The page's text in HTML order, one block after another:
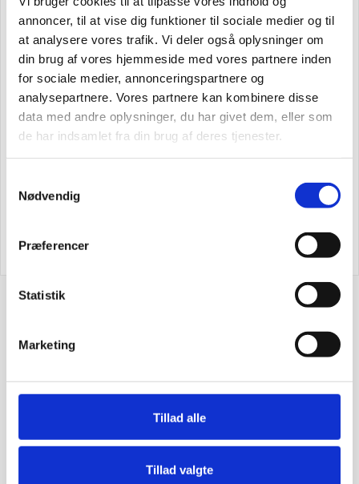
annoncer, til at vise dig funktioner til sociale medier og til
at analysere vores trafik. Vi deler også oplysninger om
din brug af vores hjemmeside med vores partnere inden
for sociale medier, annonceringspartnere og
analysepartnere. Vores partnere kan kombinere disse
data med andre oplysninger, du har givet dem, eller som
de har indsamlet fra din brug af deres tjenester.
Nødvendig
Præferencer
Statistik
Marketing
Tillad alle
Tillad valgte
Husk at tilmelde dig vores nyhedsbrev og vær først til de
bedste tilbud.
Og bare rolig, vi spammer dig ikke, men sender kun
relevante tilbud og informationer til dig.
Industriopvaskemaskiner til det
professionelle køkken – du har nok
at tænke på, lad os klare opvasken!
og en massiv erfaring indenfor industriopvaskemaskiner.
Hos industriopvasker.dk er du sikker på at få en REN opvask,